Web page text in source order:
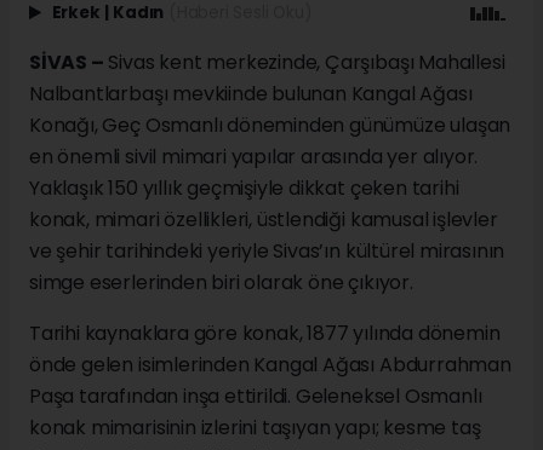
Erkek Kadın
SİVAS – Sivas kent merkezinde, Çarşıbaşı Mahallesi
Nalbantlarbaşı mevkiinde bulunan Kangal Ağası
Konağı, Geç Osmanlı döneminden günümüze ulaşan
en önemli sivil mimari yapılar arasında yer alıyor.
Yaklaşık 150 yıllık geçmişiyle dikkat çeken tarihi
konak, mimari özellikleri, üstlendiği kamusal işlevler
ve şehir tarihindeki yeriyle Sivas’ın kültürel mirasının
simge eserlerinden biri olarak öne çıkıyor.
Tarihi kaynaklara göre konak, 1877 yılında dönemin
önde gelen isimlerinden Kangal Ağası Abdurrahman
Paşa tarafından inşa ettirildi. Geleneksel Osmanlı
konak mimarisinin izlerini taşıyan yapı; kesme taş